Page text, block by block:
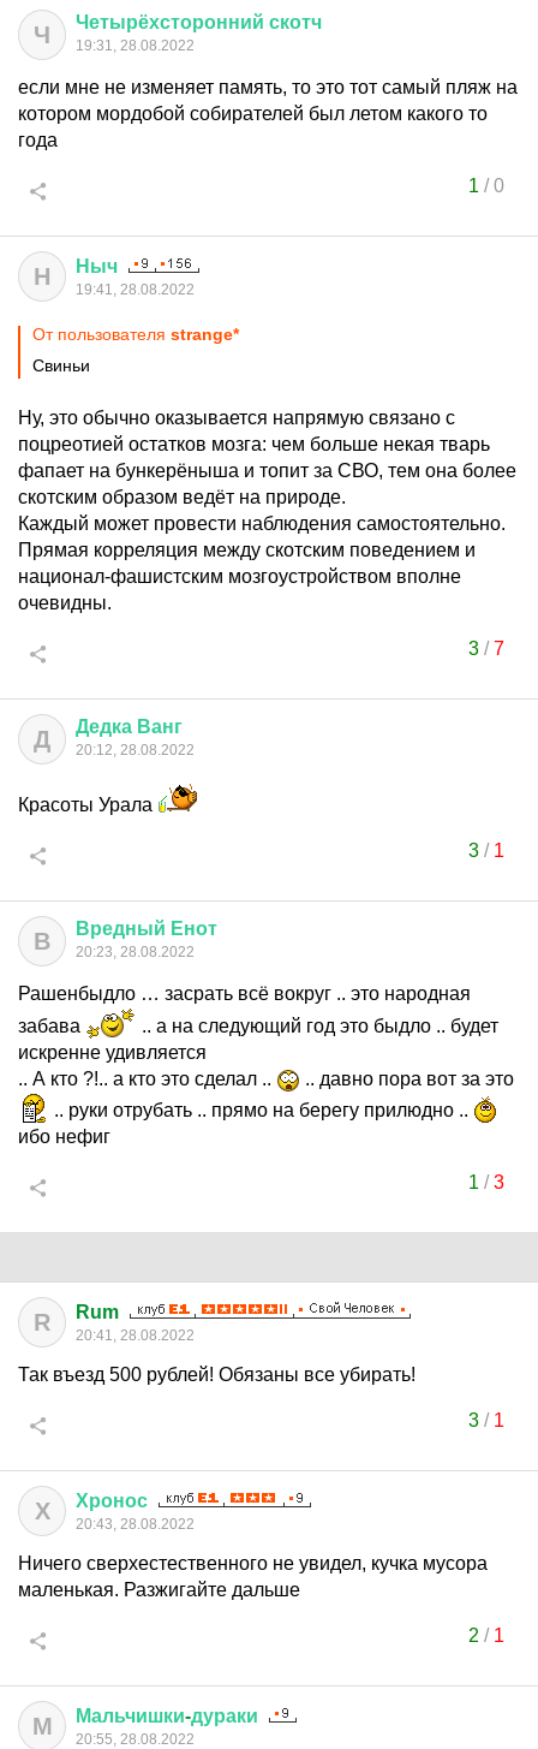
Ч Четырёхсторонний скотч
19:31, 28.08.2022
если мне не изменяет память, то это тот самый пляж на
котором мордобой собирателей был летом какого то
года
1 /0
Н Ныч
19:41, 28.08.2022
От пользователя strange*
Свиньи
Ну, это обычно оказывается напрямую связано с
поцреотией остатков мозга: чем больше некая тварь
фапает на бункерёныша и топит за СВО, тем она более
скотским образом ведёт на природе.
Каждый может провести наблюдения самостоятельно.
Прямая корреляция между скотским поведением и
национал-фашистским мозгоустройством вполне
очевидны.
3/7
Д Дедка Ванг
20:12, 28.08.2022
Красоты Урала
3/ 1
В Вредный Енот
20:23, 28.08.2022
Рашенбыдло … засрать всё вокруг .. это народная
забава
.. а на следующий год это быдло .. будет
искренне удивляется
.. А кто ?!.. а кто это сделал ..
.. давно пора вот за это
.. руки отрубать .. прямо на берегу прилюдно ..
ибо нефиг
1 /3
R Rum
20:41, 28.08.2022
Так въезд 500 рублей! Обязаны все убирать!
3/ 1
Х Хронос
20:43, 28.08.2022
Ничего сверхестественного не увидел, кучка мусора
маленькая. Разжигайте дальше
2 / 1
М Мальчишки-дураки
20:55, 28.08.2022